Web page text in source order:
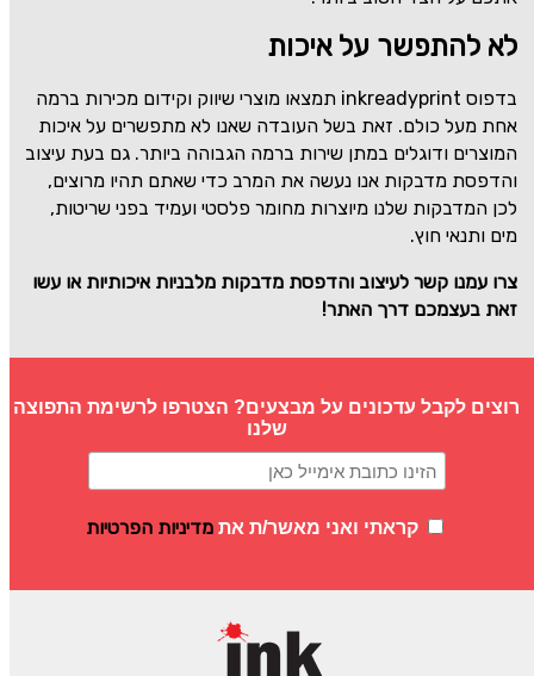
לא להתפשר על איכות
בדפוס inkreadyprint תמצאו מוצרי שיווק וקידום מכירות ברמה
אחת מעל כולם. זאת בשל העובדה שאנו לא מתפשרים על איכות
המוצרים ודוגלים במתן שירות ברמה הגבוהה ביותר. גם בעת עיצוב
והדפסת מדבקות אנו נעשה את המרב כדי שאתם תהיו מרוצים,
לכן המדבקות שלנו מיוצרות מחומר פלסטי ועמיד בפני שריטות,
מים ותנאי חוץ.
צרו עמנו קשר לעיצוב והדפסת מדבקות מלבניות איכותיות או עשו
זאת בעצמכם דרך האתר!
רוצים לקבל עדכונים על מבצעים? הצטרפו לרשימת התפוצה
שלנו
קראתי ואני מאשר/ת את מדיניות הפרטיות